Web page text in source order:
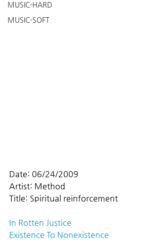
MUSIC-HARD
MUSIC-SOFT
Date: 06/24/2009
Artist: Method
Title: Spiritual reinforcement
In Rotten Justice
Existence To Nonexistence